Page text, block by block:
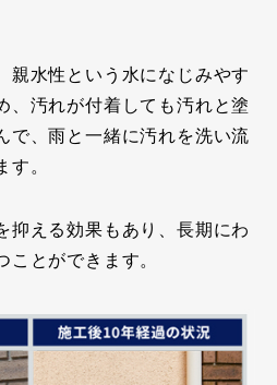
親水性という水になじみやす
、汚れが付着しても汚れと塗
で、雨と一緒に汚れを洗い流
す。
抑える効果もあり、長期にわ
ことができます。